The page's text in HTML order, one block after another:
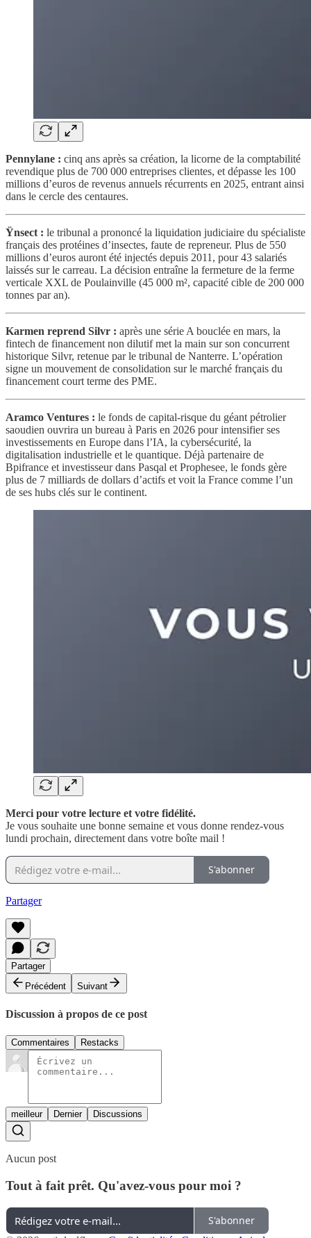
Pennylane : cinq ans après sa création, la licorne de la comptabilité
revendique plus de 700 000 entreprises clientes, et dépasse les 100
millions d’euros de revenus annuels récurrents en 2025, entrant ainsi
dans le cercle des centaures.
Ÿnsect : le tribunal a prononcé la liquidation judiciaire du spécialiste
français des protéines d’insectes, faute de repreneur. Plus de 550
millions d’euros auront été injectés depuis 2011, pour 43 salariés
laissés sur le carreau. La décision entraîne la fermeture de la ferme
verticale XXL de Poulainville (45 000 m², capacité cible de 200 000
tonnes par an).
Karmen reprend Silvr : après une série A bouclée en mars, la
fintech de financement non dilutif met la main sur son concurrent
historique Silvr, retenue par le tribunal de Nanterre. L’opération
signe un mouvement de consolidation sur le marché français du
financement court terme des PME.
Aramco Ventures : le fonds de capital-risque du géant pétrolier
saoudien ouvrira un bureau à Paris en 2026 pour intensifier ses
investissements en Europe dans l’IA, la cybersécurité, la
digitalisation industrielle et le quantique. Déjà partenaire de
Bpifrance et investisseur dans Pasqal et Prophesee, le fonds gère
plus de 7 milliards de dollars d’actifs et voit la France comme l’un
de ses hubs clés sur le continent.
Merci pour votre lecture et votre fidélité.
Je vous souhaite une bonne semaine et vous donne rendez-vous
lundi prochain, directement dans votre boîte mail !
S'abonner
Partager
Partager
Précédent
Suivant
Discussion à propos de ce post
Commentaires Restacks
meilleur Dernier Discussions
Aucun post
Tout à fait prêt. Qu'avez-vous pour moi ?
S'abonner